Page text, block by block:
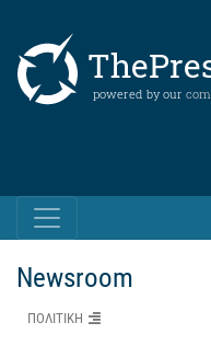
powered by our
Newsroom
ΠΟΛΙΤΙΚΗ